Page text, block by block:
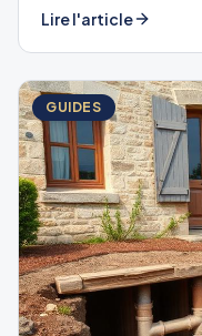
Lire l'article
GUIDES